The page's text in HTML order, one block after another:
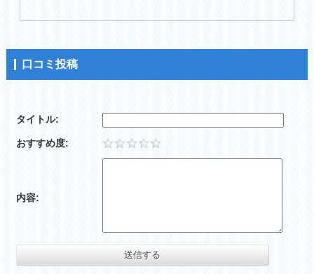
口コミ投稿
タイトル:
おすすめ度:
内容: